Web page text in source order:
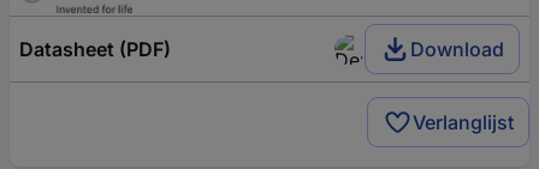
Datasheet (PDF) Download
Verlanglijst